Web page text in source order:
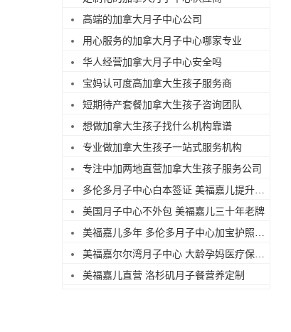
高端的加拿大月子中心公司
用心服务的加拿大月子中心哪家专业
华人经营加拿大月子中心安全吗
宝妈认可度高加拿大生孩子服务商
短期待产套餐加拿大生孩子咨询团队
想做加拿大生孩子找什么机构靠谱
专业做加拿大生孩子一站式服务机构
专注中加两地直营加拿大生孩子服务公司
多伦多月子中心白本签证 美福嘉儿提升过签
美国月子中心不外包 美福嘉儿三十年老牌
美福嘉儿多年 多伦多月子中心加宝护照续签
美福嘉尔尔湾月子中心 大龄孕妈医疗保障足
美福嘉儿直营 洛杉矶月子餐营养定制